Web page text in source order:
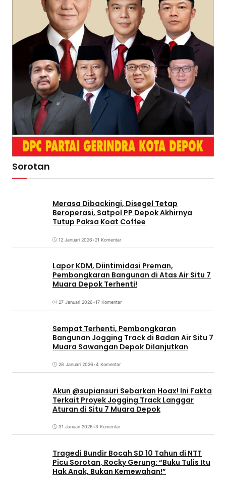
Sorotan
Merasa Dibackingi, Disegel Tetap
Beroperasi, Satpol PP Depok Akhirnya
Tutup Paksa Koat Coffee
12 Januari 2026•21 Komentar
Lapor KDM, Diintimidasi Preman,
Pembongkaran Bangunan di Atas Air Situ 7
Muara Depok Terhenti!
27 Januari 2026•17 Komentar
Sempat Terhenti, Pembongkaran
Bangunan Jogging Track di Badan Air Situ 7
Muara Sawangan Depok Dilanjutkan
28 Januari 2026•4 Komentar
Akun @supiansuri Sebarkan Hoax! Ini Fakta
Terkait Proyek Jogging Track Langgar
Aturan di Situ 7 Muara Depok
31 Januari 2026•3 Komentar
Tragedi Bundir Bocah SD 10 Tahun di NTT
Picu Sorotan, Rocky Gerung: “Buku Tulis Itu
Hak Anak, Bukan Kemewahan!”